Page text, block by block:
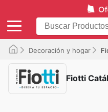
Decoración y hogar
Fiotti